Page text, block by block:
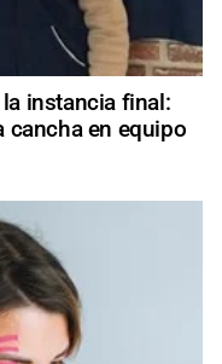
instancia final:
cancha en equipo